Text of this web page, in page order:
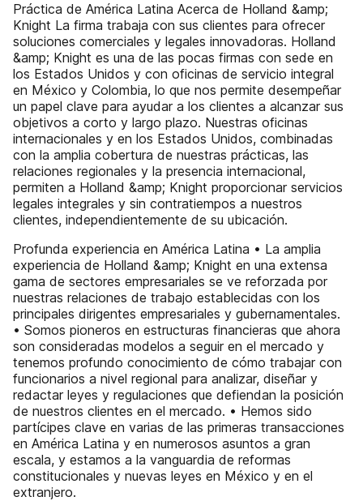
Práctica de América Latina Acerca de Holland &amp;
Knight La firma trabaja con sus clientes para ofrecer
soluciones comerciales y legales innovadoras. Holland
&amp; Knight es una de las pocas firmas con sede en
los Estados Unidos y con oficinas de servicio integral
en México y Colombia, lo que nos permite desempeñar
un papel clave para ayudar a los clientes a alcanzar sus
objetivos a corto y largo plazo. Nuestras oficinas
internacionales y en los Estados Unidos, combinadas
con la amplia cobertura de nuestras prácticas, las
relaciones regionales y la presencia internacional,
permiten a Holland &amp; Knight proporcionar servicios
legales integrales y sin contratiempos a nuestros
clientes, independientemente de su ubicación.
Profunda experiencia en América Latina • La amplia
experiencia de Holland &amp; Knight en una extensa
gama de sectores empresariales se ve reforzada por
nuestras relaciones de trabajo establecidas con los
principales dirigentes empresariales y gubernamentales.
• Somos pioneros en estructuras financieras que ahora
son consideradas modelos a seguir en el mercado y
tenemos profundo conocimiento de cómo trabajar con
funcionarios a nivel regional para analizar, diseñar y
redactar leyes y regulaciones que defiendan la posición
de nuestros clientes en el mercado. • Hemos sido
partícipes clave en varias de las primeras transacciones
en América Latina y en numerosos asuntos a gran
escala, y estamos a la vanguardia de reformas
constitucionales y nuevas leyes en México y en el
extranjero.